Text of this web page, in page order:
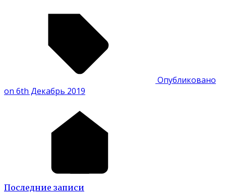
Опубликовано
on 6th Декабрь 2019
Последние записи